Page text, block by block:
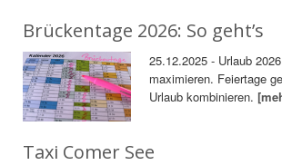
Brückentage 2026: So geht’s
25.12.2025 - Urlaub
maximieren. Feiertage
Urlaub kombinieren.
Taxi Comer See